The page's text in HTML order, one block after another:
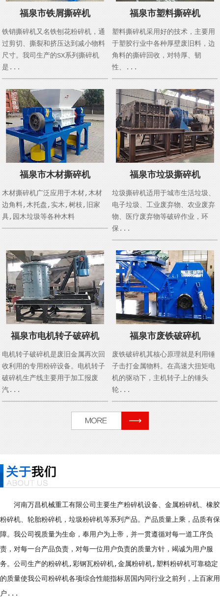
福泉市铁屑撕碎机
铁销撕碎机又名铁刨花粉碎机，通
过剪切、撕裂和挤压达到减小物料
尺寸。我司生产的SX系列撕碎机
是...
福泉市塑料撕碎机
塑料撕碎机采用好的技术，主要用
于塑胶行业中各种厚壁废旧料，边
角料的撕碎回收，对特厚、韧
性、...
福泉市木材撕碎机
木材撕碎机广泛应用于木材,木材
边角料,木托盘,实木,树枝,旧家
具,园木垃圾等各种木料
福泉市垃圾撕碎机
垃圾撕碎机适用于城市生活垃圾、
电子垃圾、工业废弃物、农业废弃
物、医疗废弃物等破碎作业，环
保...
福泉市电机转子破碎机
电机转子破碎机是废旧金属再次回
收利用的专用粉碎设备。电机转子
破碎机生产线主要用于加工报废
汽...
福泉市废铁破碎机
废铁破碎机其核心原理就是利用锤
子击打金属物料。在高速大扭矩电
机的驱动下，主机转子上的锤头
轮...
河南万昌机械重工有限公司主要生产粉碎机设备、金属粉碎机、橡胶
粉碎机、轮胎粉碎机，垃圾粉碎机等系列产品。产品质量上乘，品质有保
障。我公司视质量为生命，奉用户为上帝，并一贯遵循对每一道工序负
责，对每一台产品负责，对每一位用户负责的质量方针，竭诚为用户服
务。公司生产的粉碎机,彩钢瓦粉碎机,金属粉碎机,塑料粉碎机可靠稳定
的质量使我公司粉碎机各项综合性能指标居国内同行业之前列，上百家用
户...